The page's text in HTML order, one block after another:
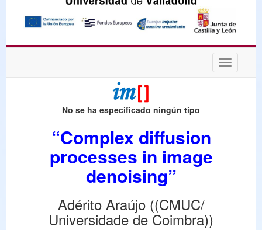
Desplegar
No se ha especificado ningún tipo
“Complex diffusion
processes in image
denoising”
Adérito Araújo ((CMUC/
Universidade de Coimbra))